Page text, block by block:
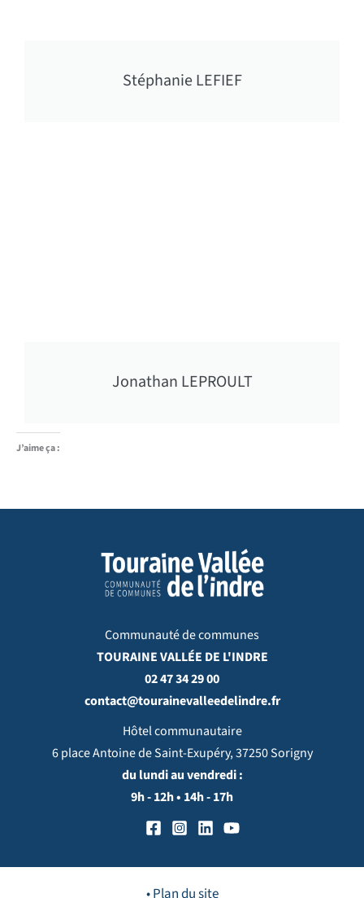
Stéphanie LEFIEF
Jonathan LEPROULT
J’aime ça :
Communauté de communes
TOURAINE VALLÉE DE L'INDRE
02 47 34 29 00
contact@tourainevalleedelindre.fr
Hôtel communautaire
6 place Antoine de Saint-Exupéry, 37250 Sorigny
du lundi au vendredi :
9h - 12h • 14h - 17h
• Plan du site